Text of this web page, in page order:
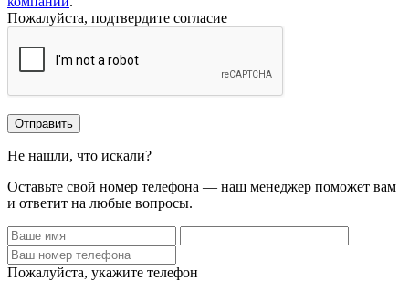
Пожалуйста, подтвердите согласие
Отправить
Не нашли, что искали?
Оставьте свой номер телефона — наш менеджер поможет вам
и ответит на любые вопросы.
Пожалуйста, укажите телефон